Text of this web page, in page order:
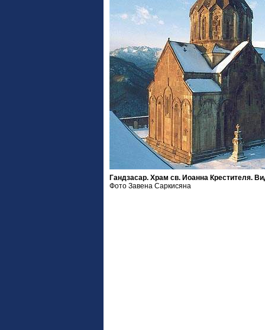
Гандзасар. Храм св. Иоанна Крестителя.
Фото Завена Саркисяна